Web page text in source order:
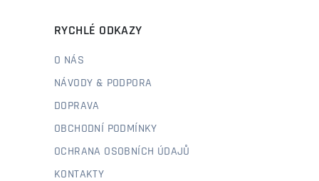
RYCHLÉ ODKAZY
O NÁS
NÁVODY & PODPORA
DOPRAVA
OBCHODNÍ PODMÍNKY
OCHRANA OSOBNÍCH ÚDAJŮ
KONTAKTY